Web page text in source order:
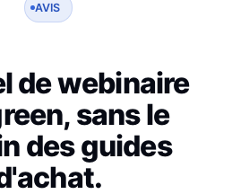
AVIS
de webinaire
sans le
des guides